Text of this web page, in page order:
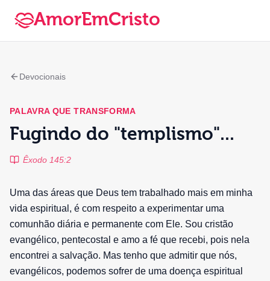
AmorEmCristo
Devocionais
PALAVRA QUE TRANSFORMA
Fugindo do "templismo"...
Êxodo 145:2
Uma das áreas que Deus tem trabalhado mais em minha
vida espiritual, é com respeito a experimentar uma
comunhão diária e permanente com Ele. Sou cristão
evangélico, pentecostal e amo a fé que recebi, pois nela
encontrei a salvação. Mas tenho que admitir que nós,
evangélicos, podemos sofrer de uma doença espiritual